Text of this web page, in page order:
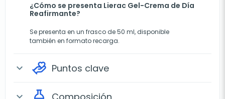
¿Cómo se presenta Lierac Gel-Crema de Día
Reafirmante?
Se presenta en un frasco de 50 ml, disponible
también en formato recarga.
expand_more Puntos clave
expand_more